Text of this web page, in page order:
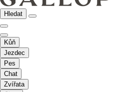
Hledat
Kůň
Jezdec
Pes
Chat
Zvířata